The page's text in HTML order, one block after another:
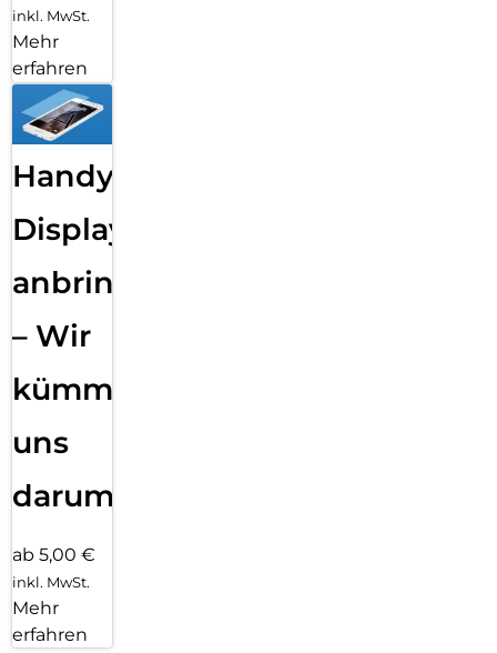
inkl. MwSt.
Mehr
erfahren
Handy
Displayfolie
anbringen
– Wir
kümmern
uns
darum!
ab 5,00 €
inkl. MwSt.
Mehr
erfahren